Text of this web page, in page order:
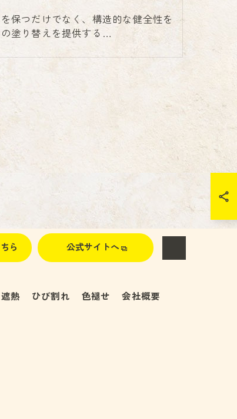
保つだけでなく、構造的な健全性を
塗り替えを提供する…
ら 公式サイトへ
遮熱 ひび割れ 色褪せ
会社概要